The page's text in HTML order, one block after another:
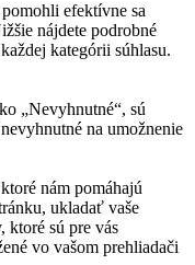
efektívne sa
nájdete podrobné
kategórii súhlasu.
„Nevyhnutné“, sú
na umožnenie
nám pomáhajú
ukladať vaše
ktoré sú pre vás
vo vašom prehliadači